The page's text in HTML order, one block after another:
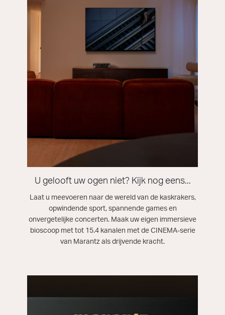
U gelooft uw ogen niet? Kijk nog eens...
Laat u meevoeren naar de wereld van de kaskrakers,
opwindende sport, spannende games en
onvergetelijke concerten. Maak uw eigen immersieve
bioscoop met tot 15.4 kanalen met de CINEMA-serie
van Marantz als drijvende kracht.